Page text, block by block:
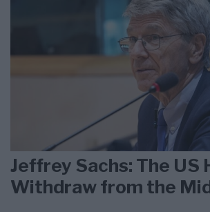
Jeffrey Sachs: The US
Withdraw from the